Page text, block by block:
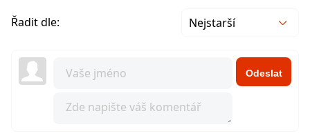
Řadit dle: Nejstarší
Odeslat